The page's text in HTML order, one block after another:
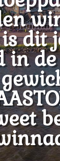
dit
in